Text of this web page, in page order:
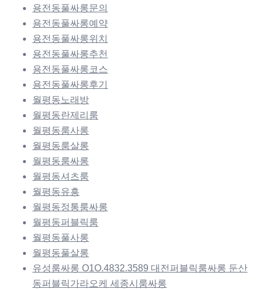
용전동풀싸롱문의
용전동풀싸롱예약
용전동풀싸롱위치
용전동풀싸롱추천
용전동풀싸롱코스
용전동풀싸롱후기
월평동노래방
월평동란제리룸
월평동룸사롱
월평동룸살롱
월평동룸싸롱
월평동셔츠룸
월평동유흥
월평동정통룸싸롱
월평동퍼블릭룸
월평동풀사롱
월평동풀살롱
유성룸싸롱 O1O.4832.3589 대전퍼블릭룸싸롱 둔산
동퍼블릭가라오케 세종시룸싸롱